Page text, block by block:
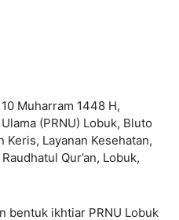
Muharram 1448 H,
(PRNU) Lobuk, Bluto
Keris, Layanan Kesehatan,
Qur’an, Lobuk,
bentuk ikhtiar PRNU Lobuk